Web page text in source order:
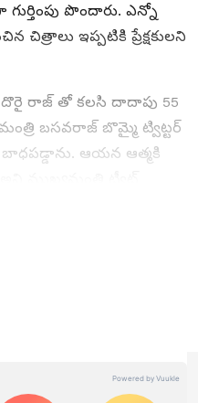
పొందారు. ఎన్నో
చిత్రాలు ఇప్పటికి ప్రేక్షకులని
దొరై రాజ్ తో కలసి దాదాపు 55
బసవరాజ్ బొమ్మై ట్విట్టర్
ఆయన ఆత్మకి